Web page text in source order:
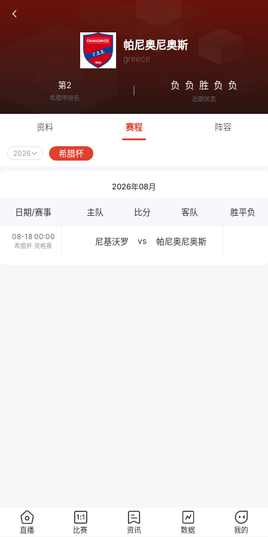
帕尼奥尼奥斯
greece
第2
希腊甲排名
负 负 胜 负 负
近期状态
资料 赛程 阵容
2026 希腊杯
2026年08月
日期/赛事 主队 比分 客队 胜平负
08-18 00:00
希腊杯 资格赛 尼基沃罗 vs 帕尼奥尼奥斯
直播 比赛 资讯 数据 我的